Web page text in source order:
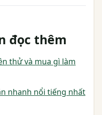
đọc thêm
thử và mua gì làm
nhanh nổi tiếng nhất